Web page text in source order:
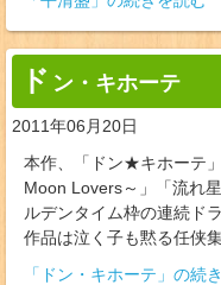
ド ン・キホーテ
2011年06月20日
本作、「ドン★キホーテ
Moon Lovers～」「流れ
ルデンタイム枠の連続ド
作品は泣く子も黙る任侠
「ドン・キホーテ」の続